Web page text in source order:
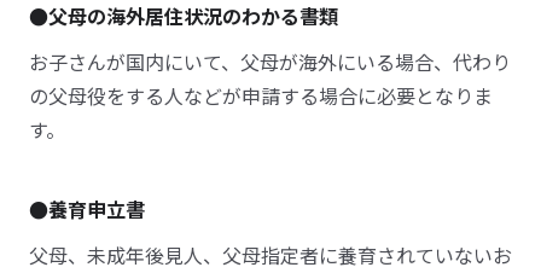
●父母の海外居住状況のわかる書類
お子さんが国内にいて、父母が海外にいる場合、代わり
の父母役をする人などが申請する場合に必要となりま
す。
●養育申立書
父母、未成年後見人、父母指定者に養育されていないお